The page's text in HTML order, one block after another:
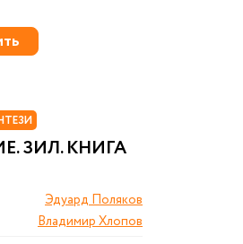
ЗИЛ. КНИГА
Эдуард Поляков
Владимир Хлопов